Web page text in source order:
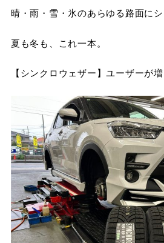
晴・雨・雪・氷のあらゆる路面に
夏も冬も、これ一本。
【シンクロウェザー】ユーザーが増